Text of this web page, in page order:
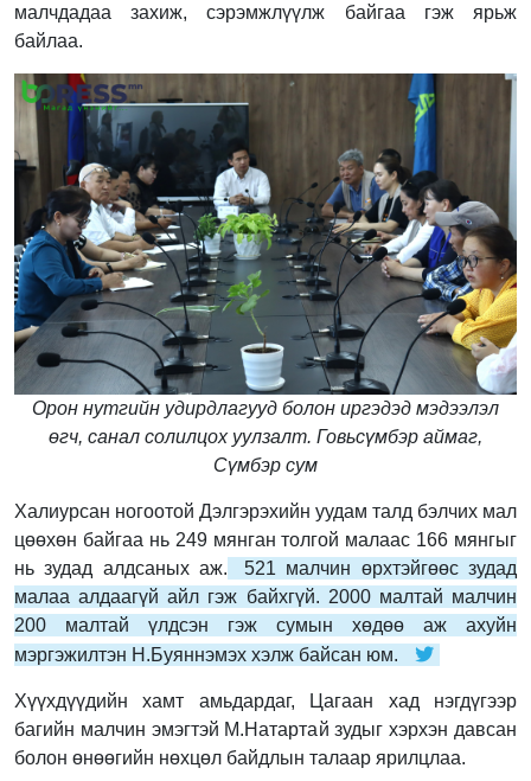
малчдадаа захиж, сэрэмжлүүлж байгаа гэж ярьж
байлаа.
Орон нутгийн удирдлагууд болон иргэдэд мэдээлэл
өгч, санал солилцох уулзалт. Говьсүмбэр аймаг,
Сүмбэр сум
Халиурсан ногоотой Дэлгэрэхийн уудам талд бэлчих мал
цөөхөн байгаа нь 249 мянган толгой малаас 166 мянгыг
нь зудад алдсаных аж.
521 малчин өрхтэйгөөс зудад
малаа алдаагүй айл гэж байхгүй. 2000 малтай малчин
200 малтай үлдсэн гэж сумын хөдөө аж ахуйн
мэргэжилтэн Н.Буяннэмэх хэлж байсан юм.
Хүүхдүүдийн хамт амьдардаг, Цагаан хад нэгдүгээр
багийн малчин эмэгтэй М.Натартай зудыг хэрхэн давсан
болон өнөөгийн нөхцөл байдлын талаар ярилцлаа.